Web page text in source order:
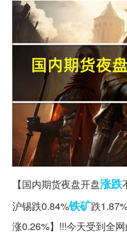
【国内期货夜盘开盘涨跌
沪锡跌0.84%铁矿跌
涨0.26%】!!!今天受到全